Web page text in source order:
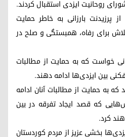
روحانیت ایزدی استقبال کردند.
پرزیدنت بارزانی به خاطر حمایت
برای رفاه، همبستگی و صلح در
خواست که به حمایت از مطالبات
بین ایزدی‌ها ادامه دهند.
که به حمایت از مطالبات آنان ادامه
که قصد ایجاد تفرقه در بین
کرد.
بخشی عزیز از مردم کوردستان